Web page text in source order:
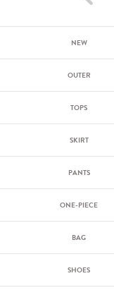
NEW
OUTER
TOPS
SKIRT
PANTS
ONE-PIECE
BAG
SHOES